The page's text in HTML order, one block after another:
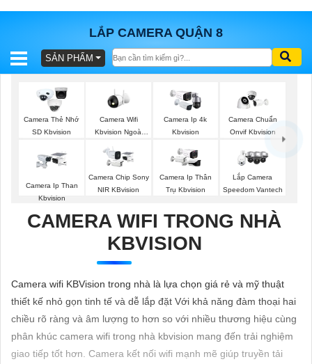
LẮP CAMERA QUẬN 8
BÁO
TRỌN
GÓI
PHẨM
LẮP
ĐẶT
SẢN PHẨM
Camera Thẻ Nhớ
SD Kbvision
Camera Wifi
Kbvision Ngoài
Camera Ip 4k
Kbvision
Camera Chuẩn
Onvif Kbvision
Camera Ip Than
Kbvision
Camera Chip Sony
NIR KBvision
Camera Ip Thân
Trụ Kbvision
Lắp Camera
Speedom Vantech
CAMERA WIFI TRONG NHÀ
KBVISION
Camera wifi KBVision trong nhà là lựa chọn giá rẻ và mỹ thuật
thiết kế nhỏ gọn tinh tế và dễ lắp đặt Với khả năng đàm thoại hai
chiều rõ ràng và âm lượng to hơn so với nhiều thương hiệu cùng
phân khúc camera wifi trong nhà kbvision mang đến trải nghiệm
giao tiếp tốt hơn. Camera kết nối wifi mạnh mẽ giúp truyền tải